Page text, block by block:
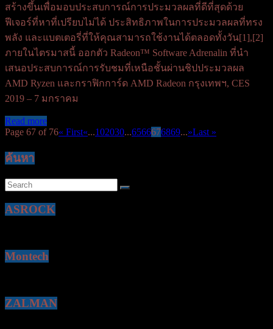
สร้างขึ้นเพื่อมอบประสบการณ์การประมวลผลที่ดีที่สุดด้วย
ฟีเจอร์ที่หาที่เปรียบไม่ได้ ประสิทธิภาพในการประมวลผลที่ทรง
พลัง และแบตเตอรี่ที่ให้คุณสามารถใช้งานได้ตลอดทั้งวัน[1],[2]
ภายในไตรมาสนี้ ออกตัว Radeon™ Software Adrenalin ที่นำ
เสนอประสบการณ์การรับชมที่เหนือชั้นผ่านชิปประมวลผล
AMD Ryzen และกราฟิกการ์ด AMD Radeon กรุงเทพฯ, CES
2019 – 7 มกราคม
Read more
Page 67 of 76« First«...102030...6566676869...»Last »
ค้นหา
ASROCK
Montech
ZALMAN